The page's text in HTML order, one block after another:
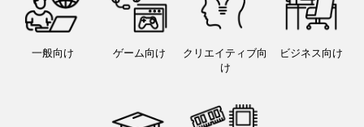
一般向け ゲーム向け
クリエイティブ向
け
ビジネス向け